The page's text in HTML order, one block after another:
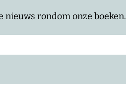
rondom onze boeken.